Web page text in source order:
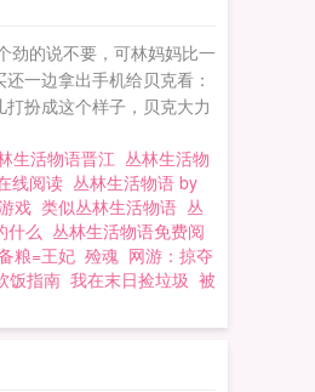
劲的说不要，可林妈妈比一
一边拿出手机给贝克看：
扮成这个样子，贝克大力
生活物语晋江 丛林生活物
线阅读 丛林生活物语 by
戏 类似丛林生活物语 丛
什么 丛林生活物语免费阅
粮=王妃 殓魂 网游：掠夺
饭指南 我在末日捡垃圾 被